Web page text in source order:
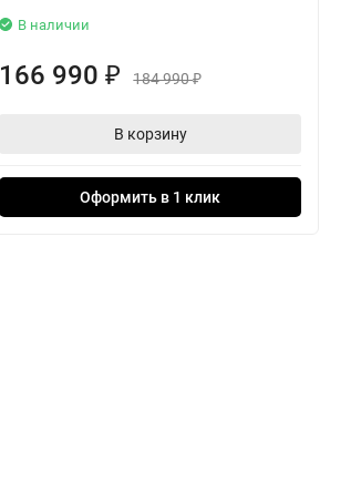
В наличии
166 990₽ 184 990₽
В корзину
Оформить в 1 клик